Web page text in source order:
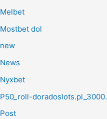
Melbet
Mostbet dol
new
News
Nyxbet
P50_roll-doradoslots.pl_3000.
Post